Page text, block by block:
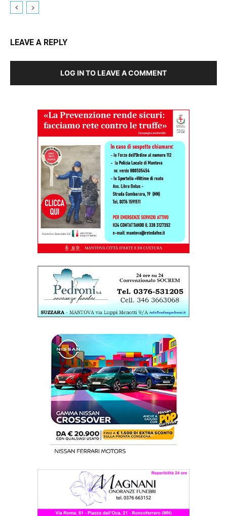
LEAVE A REPLY
LOG IN TO LEAVE A COMMENT